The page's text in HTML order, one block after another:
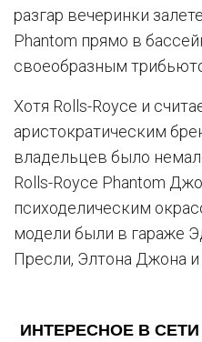
разгар вечеринки
Phantom прямо в
своеобразным
Хотя Rolls-Royce и
аристократическим
владельцев было
Rolls-Royce Phantom
психоделическим
модели были в гараже
Пресли, Элтона Джона и